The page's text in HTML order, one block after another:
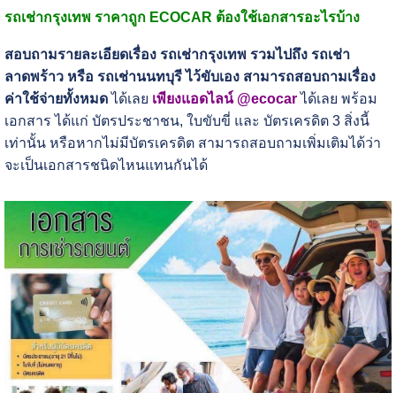
รถเช่ากรุงเทพ ราคาถูก ECOCAR ต้องใช้เอกสารอะไรบ้าง
สอบถามรายละเอียดเรื่อง รถเช่ากรุงเทพ รวมไปถึง รถเช่า
ลาดพร้าว หรือ รถเช่านนทบุรี ไว้ขับเอง สามารถสอบถามเรื่อง
ค่าใช้จ่ายทั้งหมดได้เลย เพียงแอดไลน์ @ecocarได้เลย พร้อม
เอกสาร ได้แก่ บัตรประชาชน, ใบขับขี่ และ บัตรเครดิต 3 สิ่งนี้
เท่านั้น หรือหากไม่มีบัตรเครดิต สามารถสอบถามเพิ่มเติมได้ว่า
จะเป็นเอกสารชนิดไหนแทนกันได้